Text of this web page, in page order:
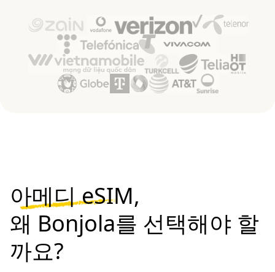
아메디 eSIM,
왜 Bonjola를 선택해야 할
까요?